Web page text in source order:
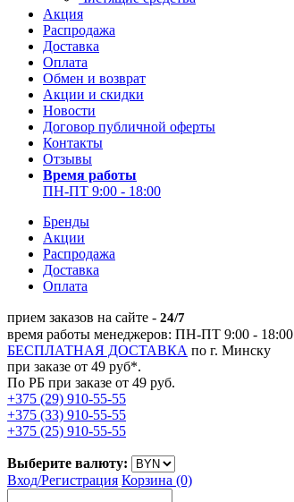
Акция
Распродажа
Доставка
Оплата
Обмен и возврат
Акции и скидки
Новости
Договор публичной оферты
Контакты
Отзывы
Время работы
ПН-ПТ 9:00 - 18:00
Бренды
Акции
Распродажа
Доставка
Оплата
прием заказов на сайте - 24/7
время работы менеджеров: ПН-ПТ 9:00 - 18:00
БЕСПЛАТНАЯ ДОСТАВКА по г. Минску
при заказе от 49 руб*.
По РБ при заказе от 49 руб.
+375 (29) 910-55-55
+375 (33) 910-55-55
+375 (25) 910-55-55
Выберите валюту:
Вход/Регистрация Корзина (0)